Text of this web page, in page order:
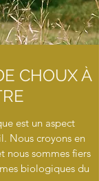
CHOUX À
est un aspect
Nous croyons en
nous sommes fiers
biologiques du